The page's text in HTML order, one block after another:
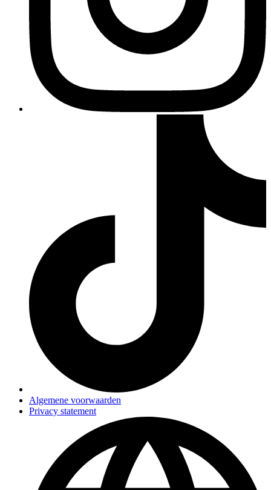
Algemene voorwaarden
Privacy statement